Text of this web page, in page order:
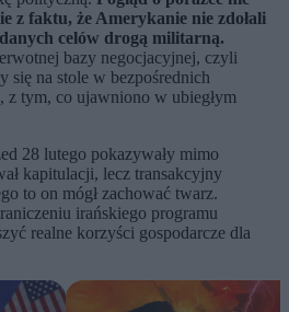
z faktu, że Amerykanie nie zdołali
celów drogą militarną.
bazy negocjacyjnej, czyli
się na stole w bezpośrednich
z tym, co ujawniono w ubiegłym
28 lutego pokazywały mimo
kapitulacji, lecz transakcyjny
to on mógł zachować twarz.
irańskiego programu
realne korzyści gospodarcze dla